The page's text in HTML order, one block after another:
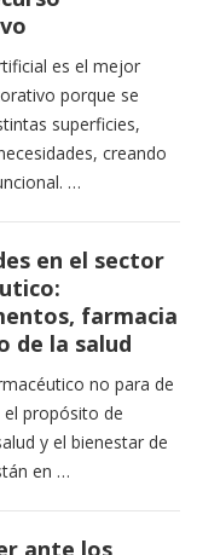
es el mejor
porque se
superficies,
creando
…
en el sector
farmacia
de la salud
no para de
propósito de
y el bienestar de
en …